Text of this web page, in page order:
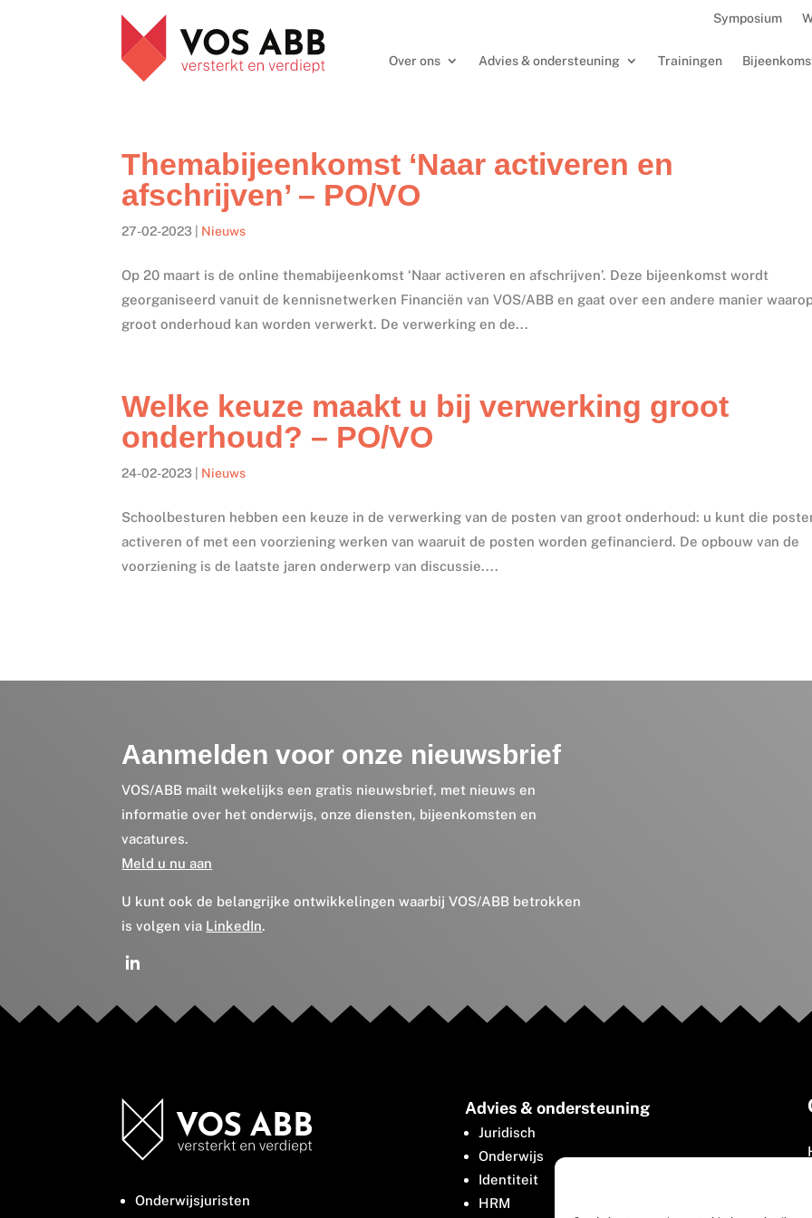
Symposium
Over ons Advies & ondersteuning Trainingen
Themabijeenkomst ‘Naar activeren en
afschrijven’ – PO/VO
27-02-2023 Nieuws
Op 20 maart is de online themabijeenkomst ‘Naar activeren en afschrijven’. Deze bijeenkomst wordt
georganiseerd vanuit de kennisnetwerken Financiën van VOS/ABB en gaat over een andere manier
groot onderhoud kan worden verwerkt. De verwerking en de...
Welke keuze maakt u bij verwerking groot
onderhoud? – PO/VO
24-02-2023 Nieuws
Schoolbesturen hebben een keuze in de verwerking van de posten van groot onderhoud: u kunt die
activeren of met een voorziening werken van waaruit de posten worden gefinancierd. De opbouw van de
voorziening is de laatste jaren onderwerp van discussie....
Aanmelden voor onze nieuwsbrief
VOS/ABB mailt wekelijks een gratis nieuwsbrief, met nieuws en
informatie over het onderwijs, onze diensten, bijeenkomsten en
vacatures.
Meld u nu aan
U kunt ook de belangrijke ontwikkelingen waarbij VOS/ABB betrokken
is volgen via LinkedIn.
Onderwijsjuristen
Advies & ondersteuning
Juridisch
Onderwijs
Identiteit
HRM